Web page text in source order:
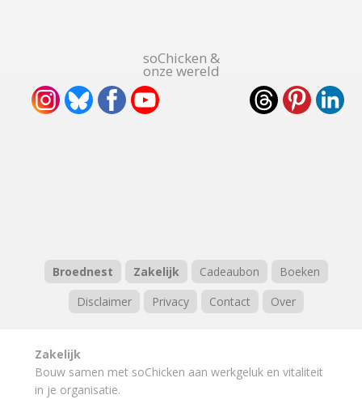
soChicken &
onze wereld
Broednest Zakelijk Cadeaubon
Boeken
Disclaimer
Privacy Contact Over
Zakelijk
Bouw samen met soChicken aan werkgeluk en vitaliteit
in je organisatie.